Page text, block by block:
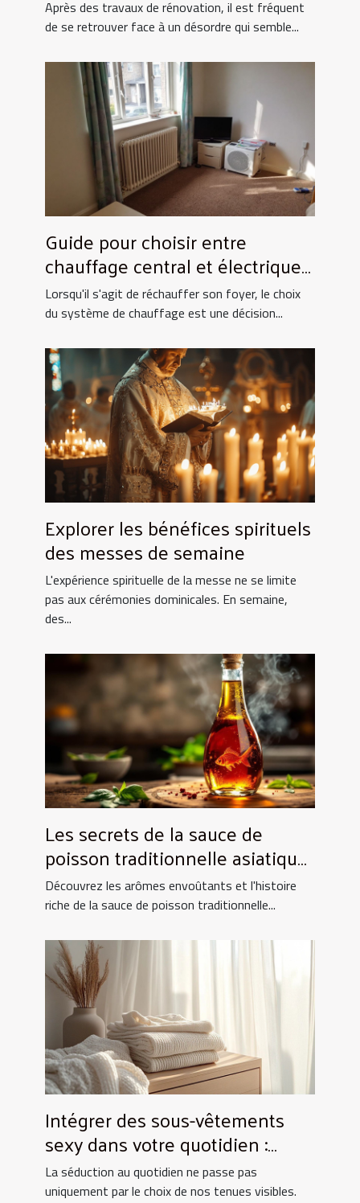
Après des travaux de rénovation, il est fréquent
de se retrouver face à un désordre qui semble...
Guide pour choisir entre
chauffage central et électrique
pour la maison
Lorsqu'il s'agit de réchauffer son foyer, le choix
du système de chauffage est une décision...
Explorer les bénéfices spirituels
des messes de semaine
L'expérience spirituelle de la messe ne se limite
pas aux cérémonies dominicales. En semaine,
des...
Les secrets de la sauce de
poisson traditionnelle asiatique
et ses utilisations culinaires
Découvrez les arômes envoûtants et l'histoire
riche de la sauce de poisson traditionnelle...
Intégrer des sous-vêtements
sexy dans votre quotidien :
Astuces et conseils
La séduction au quotidien ne passe pas
uniquement par le choix de nos tenues visibles.